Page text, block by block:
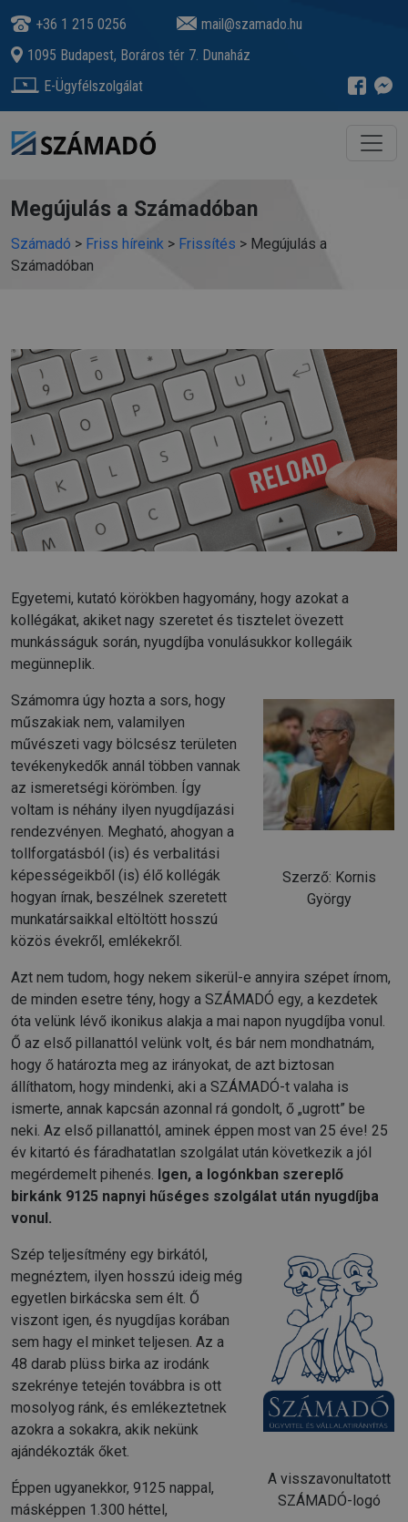
+36 1 215 0256
mail@szamado.hu
1095 Budapest, Boráros tér 7. Dunaház
E-Ügyfélszolgálat
Megújulás a Számadóban
Számadó > Friss híreink > Frissítés > Megújulás a
Számadóban
Egyetemi, kutató körökben hagyomány, hogy azokat a
kollégákat, akiket nagy szeretet és tisztelet övezett
munkásságuk során, nyugdíjba vonulásukkor kollegáik
megünneplik.
Szerző: Kornis
György
Számomra úgy hozta a sors, hogy
műszakiak nem, valamilyen
művészeti vagy bölcsész területen
tevékenykedők annál többen vannak
az ismeretségi körömben. Így
voltam is néhány ilyen nyugdíjazási
rendezvényen. Megható, ahogyan a
tollforgatásból (is) és verbalitási
képességeikből (is) élő kollégák
hogyan írnak, beszélnek szeretett
munkatársaikkal eltöltött hosszú
közös évekről, emlékekről.
Azt nem tudom, hogy nekem sikerül-e annyira szépet írnom,
de minden esetre tény, hogy a SZÁMADÓ egy, a kezdetek
óta velünk lévő ikonikus alakja a mai napon nyugdíjba vonul.
Ő az első pillanattól velünk volt, és bár nem mondhatnám,
hogy ő határozta meg az irányokat, de azt biztosan
állíthatom, hogy mindenki, aki a SZÁMADÓ-t valaha is
ismerte, annak kapcsán azonnal rá gondolt, ő „ugrott” be
neki. Az első pillanattól, aminek éppen most van 25 éve! 25
év kitartó és fáradhatatlan szolgálat után következik a jól
megérdemelt pihenés. Igen, a logónkban szereplő
birkánk 9125 napnyi hűséges szolgálat után nyugdíjba
vonul.
A visszavonultatott
SZÁMADÓ-logó
Szép teljesítmény egy birkától,
megnéztem, ilyen hosszú ideig még
egyetlen birkácska sem élt. Ő
viszont igen, és nyugdíjas korában
sem hagy el minket teljesen. Az a
48 darab plüss birka az irodánk
szekrénye tetején továbbra is ott
mosolyog ránk, és emlékeztetnek
azokra a sokakra, akik nekünk
ajándékozták őket.
Éppen ugyanekkor, 9125 nappal,
másképpen 1.300 héttel,